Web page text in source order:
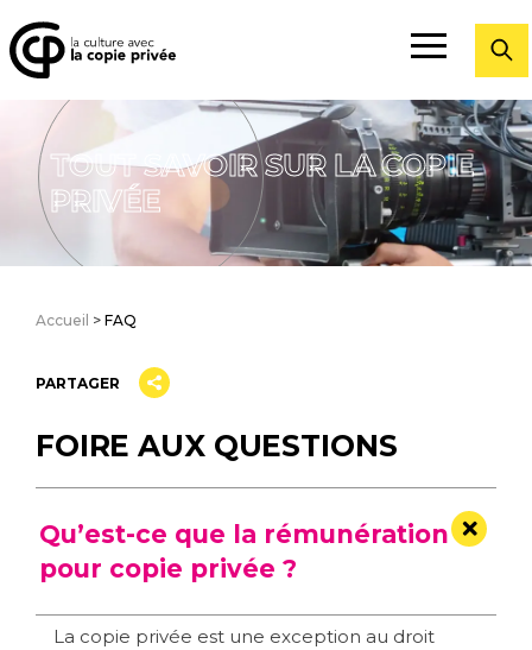
TOUT SAVOIR SUR LA COPIE
PRIVÉE
Accueil > FAQ
PARTAGER
FOIRE AUX QUESTIONS
Qu’est-ce que la rémunération
pour copie privée ?
La copie privée est une exception au droit